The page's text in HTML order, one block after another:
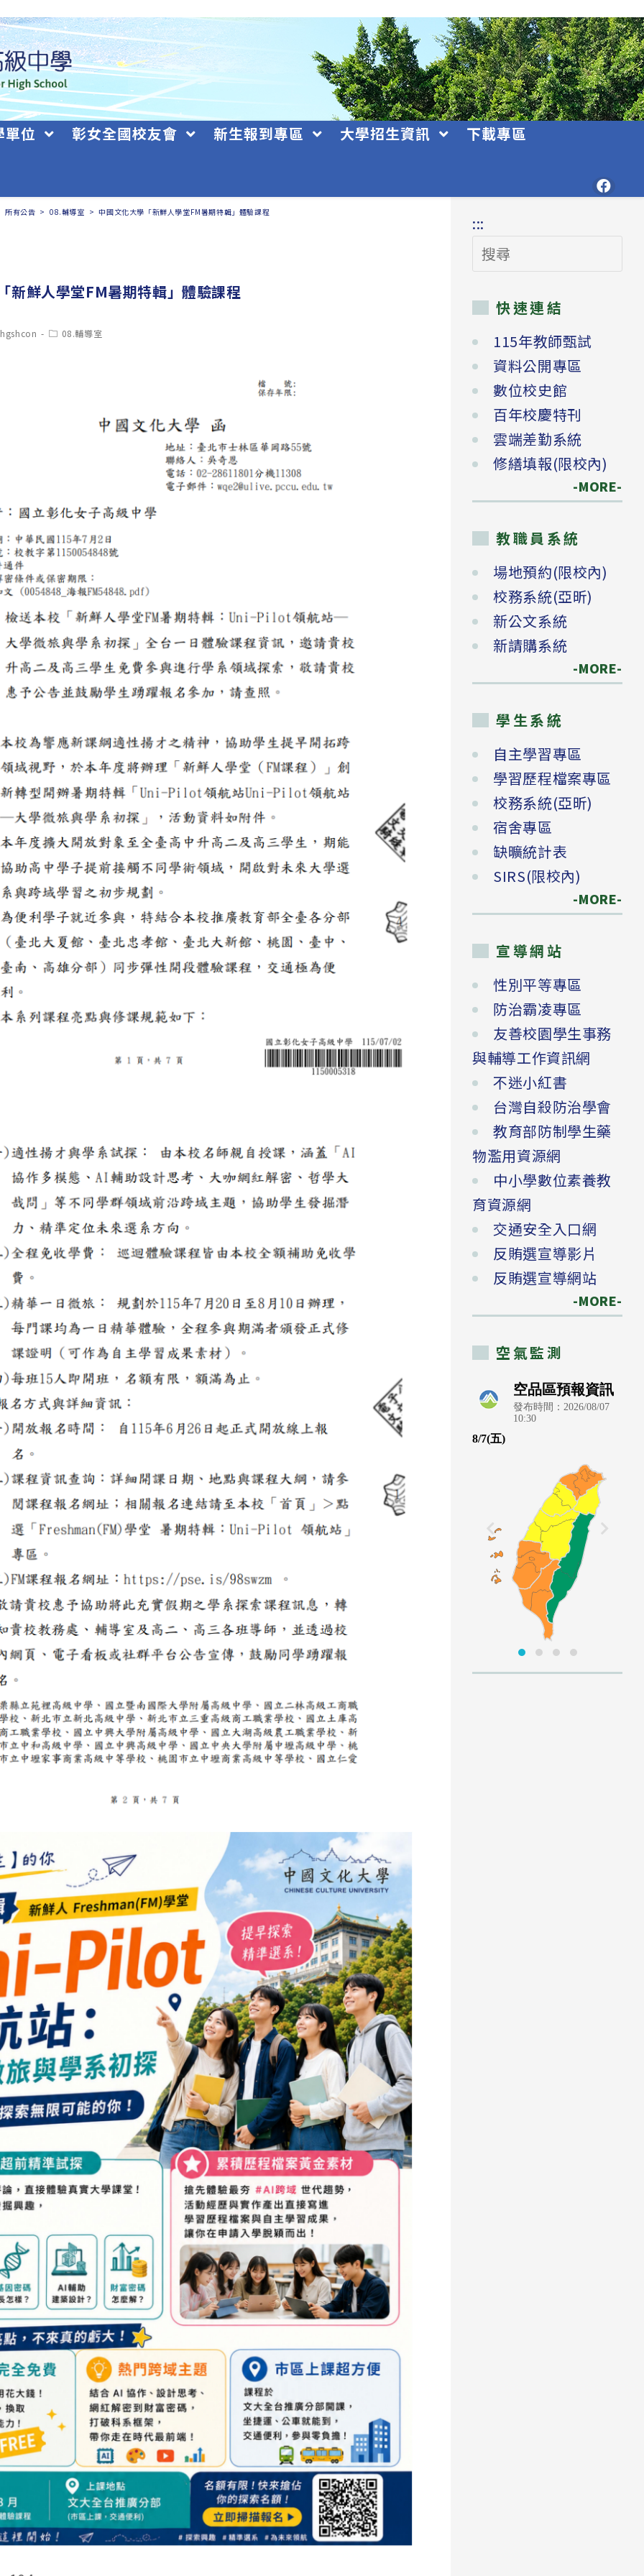
單位 彰女全國校友會 新生報到專區 大學招生資訊 下載專區
所有公告 > 08.輔導室 > 中國文化大學「新鮮人學堂FM暑期特輯」體驗課程
新鮮人學堂FM暑期特輯」體驗課程
Post08.輔導室
:::
搜
尋
快速連結
115年教師甄試
資料公開專區
數位校史館
百年校慶特刊
雲端差勤系統
修繕填報(限校內)
-MORE-
教職員系統
場地預約(限校內)
校務系統(亞昕)
新公文系統
新請購系統
-MORE-
學生系統
自主學習專區
學習歷程檔案專區
校務系統(亞昕)
宿舍專區
缺曠統計表
SIRS(限校內)
-MORE-
宣導網站
性別平等專區
防治霸凌專區
友善校園學生事務
與輔導工作資訊網
不迷小紅書
台灣自殺防治學會
教育部防制學生藥
物濫用資源網
中小學數位素養教
育資源網
交通安全入口網
反賄選宣導影片
反賄選宣導網站
-MORE-
空氣監測